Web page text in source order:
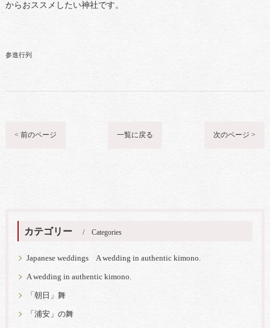
からおススメしたい神社です。
参進行列
< 前のページ 一覧に戻る 次のページ >
カテゴリー Categories
Japanese weddings A wedding in authentic kimono.
A wedding in authentic kimono.
「朝日」舞
「浦安」の舞